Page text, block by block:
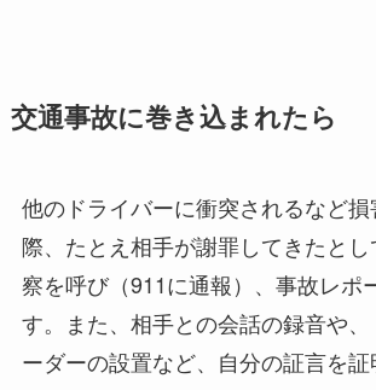
交通事故に巻き込まれたら
他のドライバーに衝突されるなど損
際、たとえ相手が謝罪してきたと
察を呼び（911に通報）、事故レポ
す。また、相手との会話の録音や、
ーダーの設置など、自分の証言を